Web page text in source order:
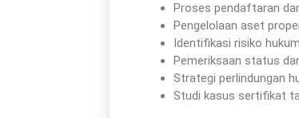
Proses pendaftaran
Pengelolaan aset
Identifikasi risiko
Pemeriksaan status
Strategi perlindungan
Studi kasus sertifikat
Didirikan dengan tujuan menjadi
dalam meningkatkan